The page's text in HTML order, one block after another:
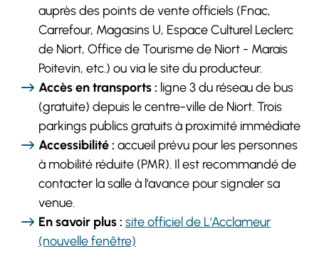
auprès des points de vente officiels (Fnac,
Carrefour, Magasins U, Espace Culturel Leclerc
de Niort, Office de Tourisme de Niort - Marais
Poitevin, etc.) ou via le site du producteur.
Accès en transports : ligne 3 du réseau de bus
(gratuite) depuis le centre-ville de Niort. Trois
parkings publics gratuits à proximité immédiate
Accessibilité : accueil prévu pour les personnes
à mobilité réduite (PMR). Il est recommandé de
contacter la salle à l'avance pour signaler sa
venue.
En savoir plus : site officiel de L'Acclameur
(nouvelle fenêtre)